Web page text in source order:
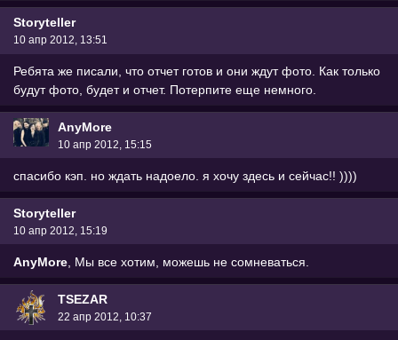
Storyteller
10 апр 2012, 13:51
Ребята же писали, что отчет готов и они ждут фото. Как только
будут фото, будет и отчет. Потерпите еще немного.
AnyMore
10 апр 2012, 15:15
спасибо кэп. но ждать надоело. я хочу здесь и сейчас!! ))))
Storyteller
10 апр 2012, 15:19
AnyMore, Мы все хотим, можешь не сомневаться.
TSEZAR
22 апр 2012, 10:37